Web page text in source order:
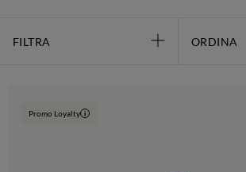
FILTRA ORDINA
Promo Loyalty i